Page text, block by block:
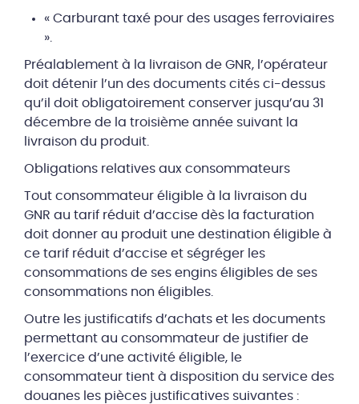
« Carburant taxé pour des usages ferroviaires
».
Préalablement à la livraison de GNR, l’opérateur
doit détenir l’un des documents cités ci-dessus
qu’il doit obligatoirement conserver jusqu’au 31
décembre de la troisième année suivant la
livraison du produit.
Obligations relatives aux consommateurs
Tout consommateur éligible à la livraison du
GNR au tarif réduit d’accise dès la facturation
doit donner au produit une destination éligible à
ce tarif réduit d’accise et ségréger les
consommations de ses engins éligibles de ses
consommations non éligibles.
Outre les justificatifs d’achats et les documents
permettant au consommateur de justifier de
l’exercice d’une activité éligible, le
consommateur tient à disposition du service des
douanes les pièces justificatives suivantes :